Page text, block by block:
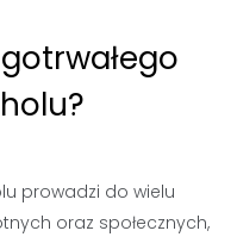
prowadzi do wielu
oraz społecznych,